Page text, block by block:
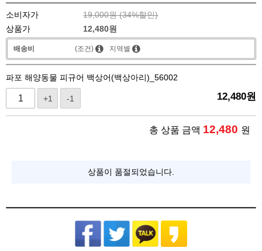
소비자가 19,000원 (34%할인)
상품가
12,480원
배송비 (조건) 지역별
파포 해양동물 피규어 백상어(백상아리)_56002
+1 -1 12,480원
총 상품 금액 12,480 원
상품이 품절되었습니다.